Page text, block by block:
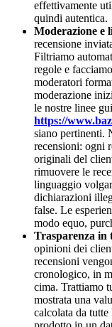
effettivamente
quindi autentica.
Moderazione e
recensione
Filtriamo
regole e
moderatori
moderazione
le nostre linee
https://
siano pertinenti.
recensioni: ogni
originali del
rimuovere le
linguaggio
dichiarazioni
false. Le
modo equo,
Trasparenza in
opinioni dei
recensioni
cronologico, in
cima. Trattiamo
mostrata una
calcolata da